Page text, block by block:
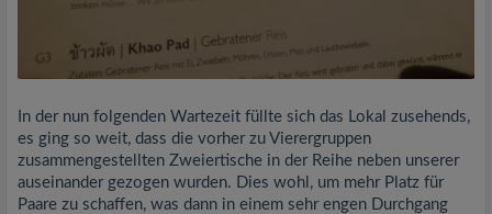
In der nun folgenden Wartezeit füllte sich das Lokal zusehends,
es ging so weit, dass die vorher zu Vierergruppen
zusammengestellten Zweiertische in der Reihe neben unserer
auseinander gezogen wurden. Dies wohl, um mehr Platz für
Paare zu schaffen, was dann in einem sehr engen Durchgang